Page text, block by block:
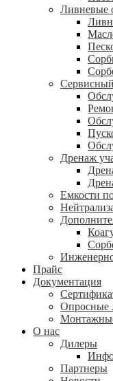
Ливневые
Дренаж
Емкости
Прайс
Документация
Опросные
О нас
Дилеры
Партнеры